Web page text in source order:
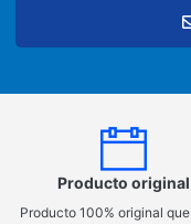
Producto original
Producto 100% original